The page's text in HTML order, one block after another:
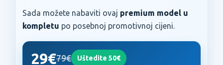
Sada možete nabaviti ovaj premium model u
kompletu po posebnoj promotivnoj cijeni.
29€79€
Uštedite 50€